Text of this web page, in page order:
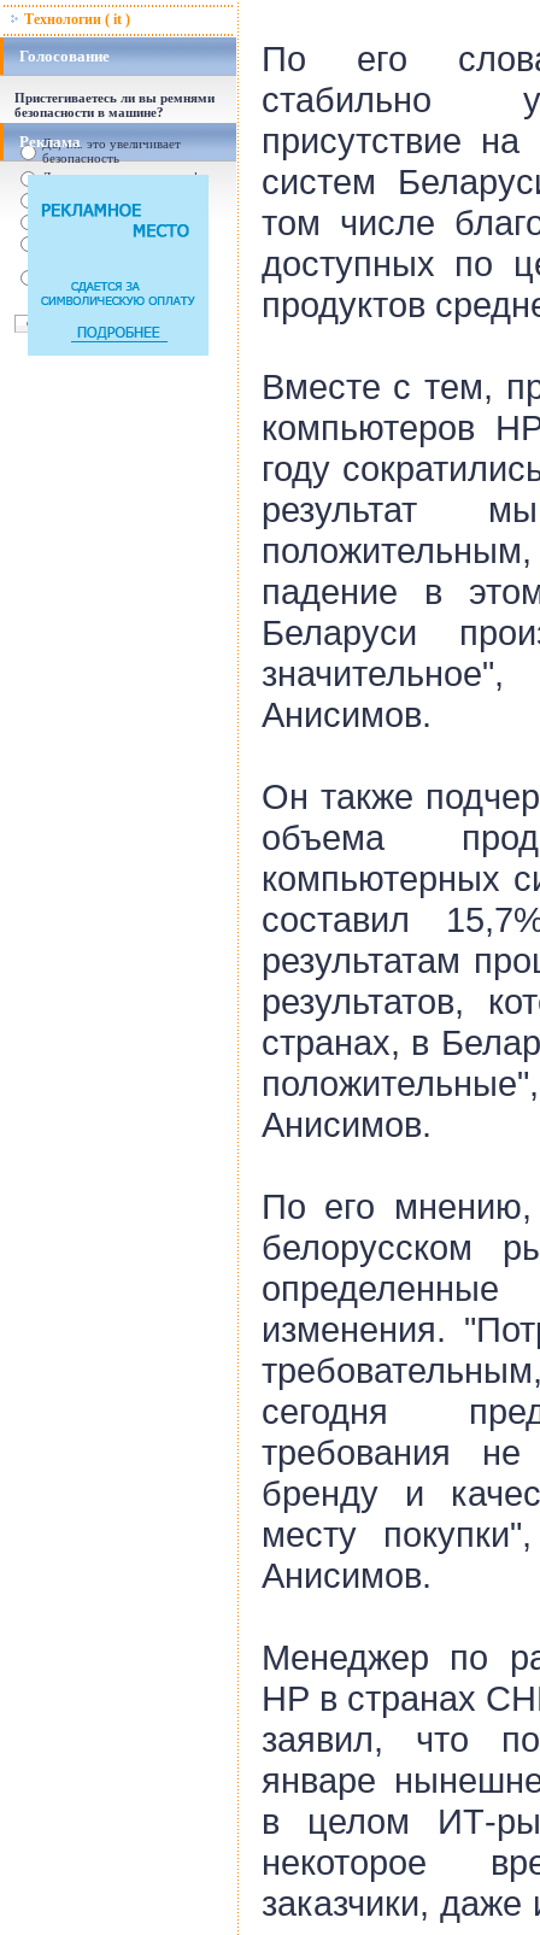
Технологии ( it )
Голосование
Пристегиваетесь ли вы ремнями
безопасности в машине?
Да, т.к. это увеличивает
безопасность
Да, т.к. увеличились штрафы
Нет, с ремнем не удобно
Нет, Я уверен в себе
пристегива
Реклама
По его
стабильно
присутствие
систем
том числе
доступных по
продуктов
Вместе с тем,
компьютеров
году
результат
падение в
Беларуси
Анисимов.
Он также
объема
компьютерных
составил
результатам
результатов,
странах, в
Анисимов.
По его
белорусском
изменения.
сегодня
требования
бренду и
месту
Анисимов.
Менеджер по
НР в странах
заявил, что
январе
в целом ИТ-
некоторое
заказчики,